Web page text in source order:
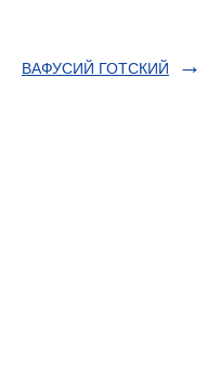
ВАФУСИЙ ГОТСКИЙ